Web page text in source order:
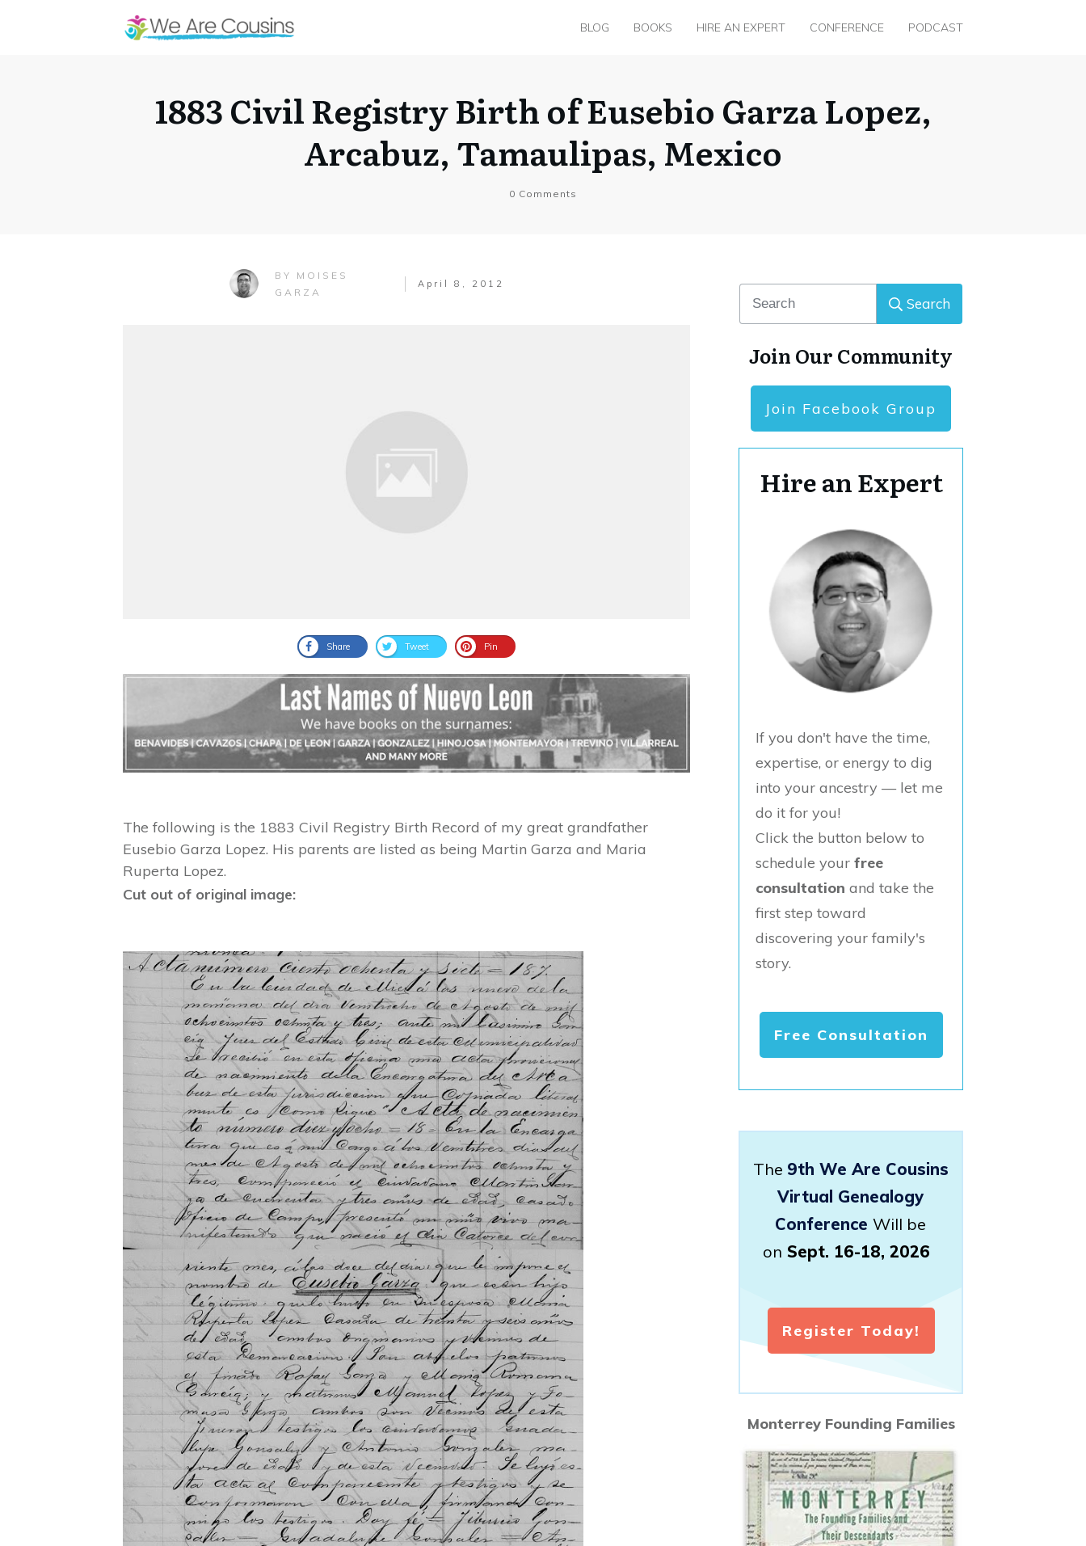
BLOG BOOKS HIRE AN EXPERT CONFERENCE PODCAST
1883 Civil Registry Birth of Eusebio Garza Lopez,
Arcabuz, Tamaulipas, Mexico
0 Comments
BY MOISES
GARZA
April 8, 2012
Share Tweet Pin
The following is the 1883 Civil Registry Birth Record of my great grandfather
Eusebio Garza Lopez. His parents are listed as being Martin Garza and Maria
Ruperta Lopez.
Cut out of original image:
Search
Join Our Community
Join Facebook Group
Hire an Expert
If you don't have the time,
expertise, or energy to dig
into your ancestry — let me
do it for you!
Click the button below to
schedule your free
consultation and take the
first step toward
discovering your family's
story.
Free Consultation
The 9th We Are Cousins
Virtual Genealogy
Conference Will be
on Sept. 16-18, 2026
Register Today!
Monterrey Founding Families